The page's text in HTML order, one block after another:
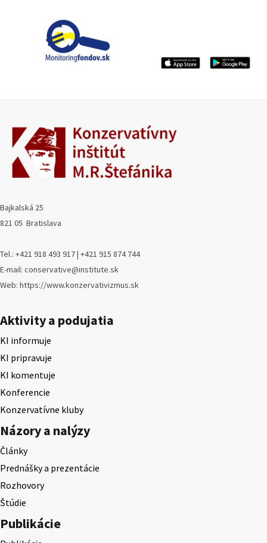
Bajkalská 25
821 05 Bratislava
Tel.: +421 918 493 917 | +421 915 874 744
E-mail: conservative@institute.sk
Web: https://www.konzervativizmus.sk
Aktivity a podujatia
KI informuje
KI pripravuje
KI komentuje
Konferencie
Konzervatívne kluby
Názory a nalýzy
Články
Prednášky a prezentácie
Rozhovory
Štúdie
Publikácie